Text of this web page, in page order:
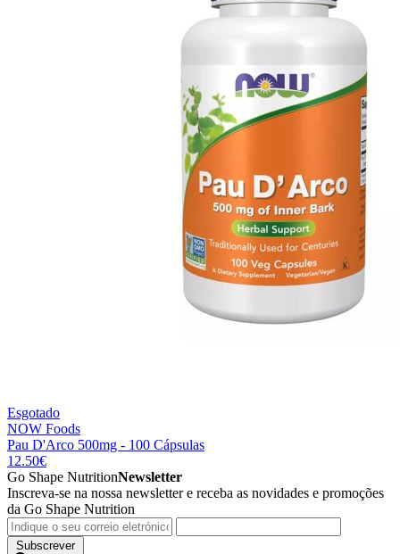
Esgotado
NOW Foods
Pau D'Arco 500mg - 100 Cápsulas
12.50€
Go Shape NutritionNewsletter
Inscreva-se na nossa newsletter e receba as novidades e promoções
da Go Shape Nutrition
Subscrever